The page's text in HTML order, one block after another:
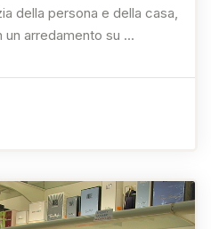
della persona e della casa,
arredamento su ...